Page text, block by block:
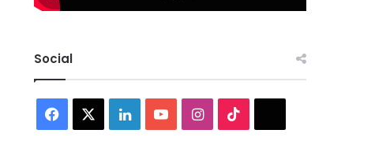
Social
Facebook LinkedInYouTubeInstagram